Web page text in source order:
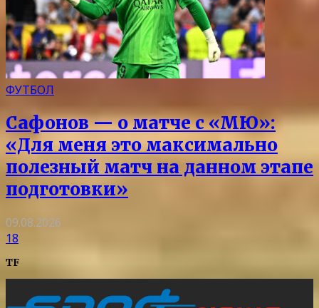
ФУТБОЛ
Сафонов — о матче с «МЮ»:
«Для меня это максимально
полезный матч на данном этапе
подготовки»
09.08.2026
18
TF